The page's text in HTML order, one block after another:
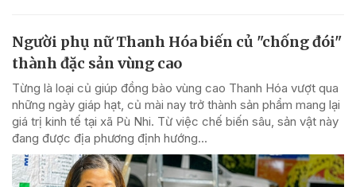
Người phụ nữ Thanh Hóa biến củ "chống đói"
thành đặc sản vùng cao
Từng là loại củ giúp đồng bào vùng cao Thanh Hóa vượt qua
những ngày giáp hạt, củ mài nay trở thành sản phẩm mang lại
giá trị kinh tế tại xã Pù Nhi. Từ việc chế biến sâu, sản vật này
đang được địa phương định hướng...